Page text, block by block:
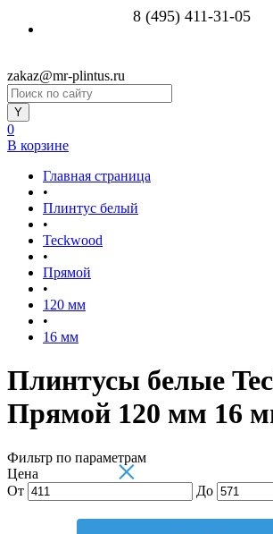
8 (495) 411-31-05
zakaz@mr-plintus.ru
0
В корзине
Главная страница
•
Плинтус белый
•
Teckwood
•
Прямой
•
120 мм
•
16 мм
Плинтусы белые
Прямой 120 мм 16
Фильтр по параметрам
×
Цена
От
До